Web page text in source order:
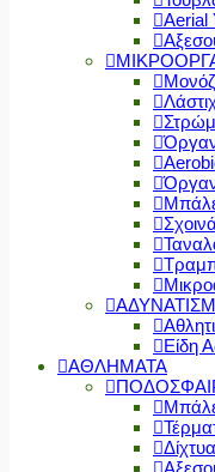
Aerial
Είδη
ΑΘΛΗΜΑΤΑ